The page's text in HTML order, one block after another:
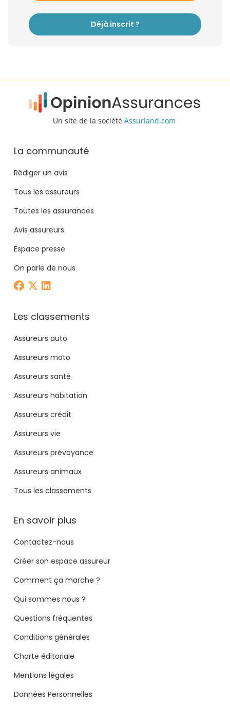
Déjà inscrit ?
Un site de la société Assurland.com
La communauté
Rédiger un avis
Tous les assureurs
Toutes les assurances
Avis assureurs
Espace presse
On parle de nous
Les classements
Assureurs auto
Assureurs moto
Assureurs santé
Assureurs habitation
Assureurs crédit
Assureurs vie
Assureurs prévoyance
Assureurs animaux
Tous les classements
En savoir plus
Contactez-nous
Créer son espace assureur
Comment ça marche ?
Qui sommes nous ?
Questions fréquentes
Conditions générales
Charte éditoriale
Mentions légales
Données Personnelles